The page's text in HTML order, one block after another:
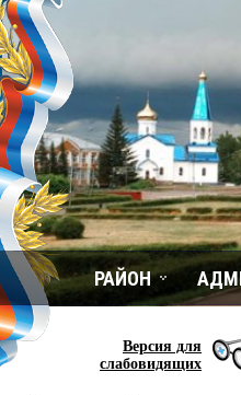
РАЙОН
Версия для
слабовидящих